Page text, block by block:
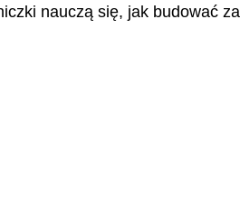
nauczą się, jak budować